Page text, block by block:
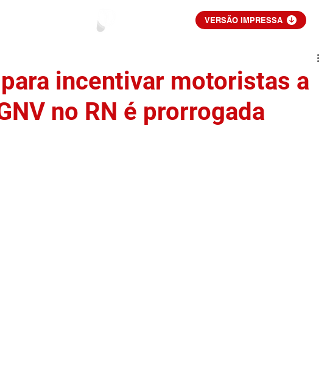
VERSÃO IMPRESSA
incentivar motoristas a
no RN é prorrogada